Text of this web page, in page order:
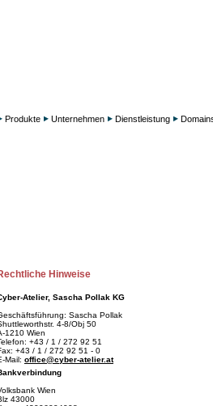
Produkte Unternehmen Dienstleistung
Hinweise
Atelier, Sascha Pollak KG
Sascha Pollak
4-8/Obj 50
1210 Wien
+43 / 1 / 272 92 51
+43 / 1 / 272 92 51 - 0
Mail: office@cyber-atelier.at
Wien
43000